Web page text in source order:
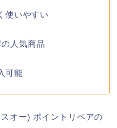
使いやすい
人気商品
可能
オー) ポイントリペアの